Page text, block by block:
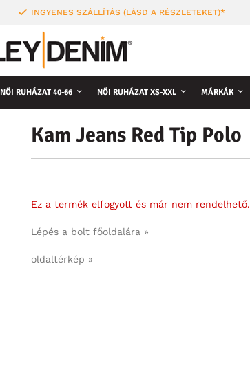
INGYENES SZÁLLÍTÁS (LÁSD A RÉSZLETEKET)*
NŐI RUHÁZAT 40-66 NŐI RUHÁZAT XS-XXL MÁRKÁK
Kam Jeans Red Tip Polo
Ez a termék elfogyott és már nem rendelhető.
Lépés a bolt főoldalára »
oldaltérkép »